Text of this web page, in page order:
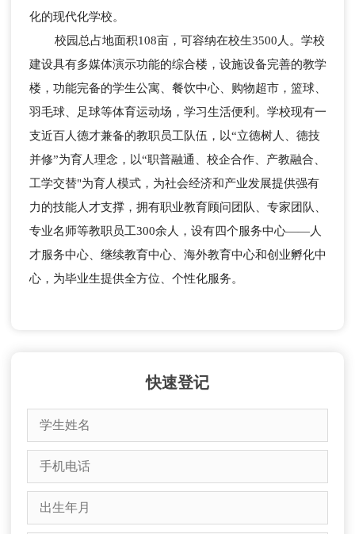
化的现代化学校。
校园总占地面积108亩，可容纳在校生3500人。学校
建设具有多媒体演示功能的综合楼，设施设备完善的教学
楼，功能完备的学生公寓、餐饮中心、购物超市，篮球、
羽毛球、足球等体育运动场，学习生活便利。学校现有一
支近百人德才兼备的教职员工队伍，以“立德树人、德技
并修”为育人理念，以“职普融通、校企合作、产教融合、
工学交替"为育人模式，为社会经济和产业发展提供强有
力的技能人才支撑，拥有职业教育顾问团队、专家团队、
专业名师等教职员工300余人，设有四个服务中心——人
才服务中心、继续教育中心、海外教育中心和创业孵化中
心，为毕业生提供全方位、个性化服务。
快速登记